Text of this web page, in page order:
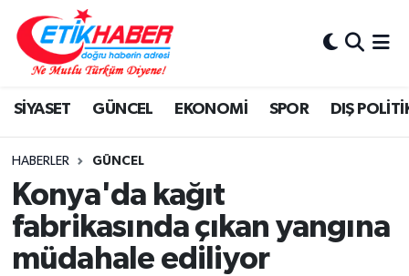
SİYASET GÜNCEL EKONOMİ SPOR DIŞ
HABERLER GÜNCEL
Konya'da kağıt
fabrikasında çıkan yangına
müdahale ediliyor
BİLİM-TEKNOLOJİ
DIŞ POLİTİKA
DÜNYA
EĞİTİM GENÇLİK
EKONOMİ
Nöbetçi Eczaneler
Hava Durumu
İstanbul Namaz Vakitleri
Trafik Durumu
Süper Lig Puan Durumu ve Fikstür